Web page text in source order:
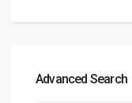
Advanced Search